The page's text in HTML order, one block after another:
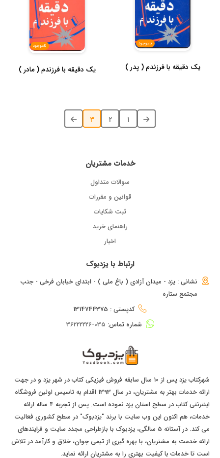
ناموجود
یک دقیقه با فرزندم ( پدر )
ناموجود
یک دقیقه با فرزندم ( مادر )
1
2
3
خدمات مشتریان
سوالات متداول
قوانین و مقررات
ثبت شکایات
راهنمای خرید
اخبار
ارتباط با یزدبوک
نشانی : یزد - میدان آزادی ( باغ ملی ) - ابتدای خیابان فرخی - جنب
مجتمع ستاره
کدپستی : 1314744375
شماره تماس: 035-36222226
شهرکتاب یزد پس از 10 سال سابقه فروش فیزیکی کتاب در شهر یزد و در جهت
ارائه خدمات بهتر به مشتریان، در سال 1393 اقدام به تاسیس اولین فروشگاه
اینترنتی کتاب در سطح استان یزد نموده است. پس از تجربه 4 ساله ارائه
خدمات، هم اکنون این وب سایت با برند "یزدبوک" در سطح کشوری فعالیت
می کند. در آستانه 5 سالگی، یزدبوک با بازطراحی مجدد سایت و فرایندهای
ارائه خدمت به مشتریان، با بهره گیری از تیمی جوان، خلاق و کارآمد در تلاش
است تا خدمات با کیفیت بهتری را به مشتریان ارائه نماید.